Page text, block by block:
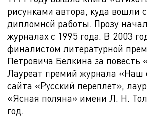
рисунками автора, куда вошли
дипломной работы. Прозу
журналах с 1995 года. В 2003
финалистом литературной
Петровича Белкина за повесть
Лауреат премий журнала «Наш
сайта «Русский переплет»,
«Ясная поляна» имени Л. Н.
год.